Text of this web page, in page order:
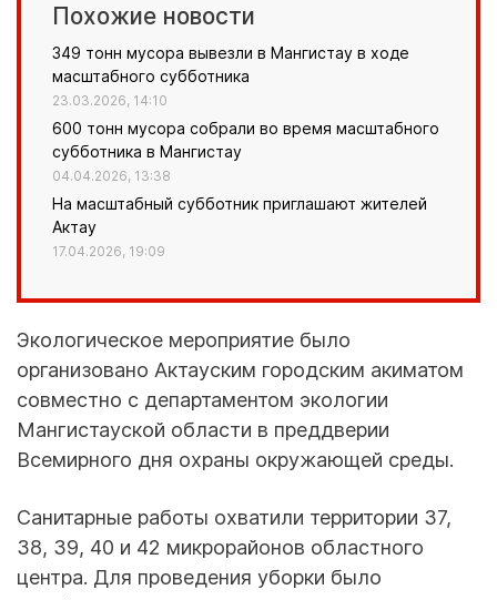
Похожие новости
349 тонн мусора вывезли в Мангистау в ходе
масштабного субботника
23.03.2026, 14:10
600 тонн мусора собрали во время масштабного
субботника в Мангистау
04.04.2026, 13:38
На масштабный субботник приглашают жителей
Актау
17.04.2026, 19:09
Экологическое мероприятие было
организовано Актауским городским акиматом
совместно с департаментом экологии
Мангистауской области в преддверии
Всемирного дня охраны окружающей среды.
Санитарные работы охватили территории 37,
38, 39, 40 и 42 микрорайонов областного
центра. Для проведения уборки было